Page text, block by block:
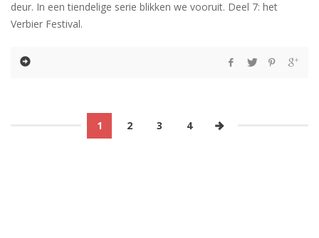
deur. In een tiendelige serie blikken we vooruit. Deel 7: het
Verbier Festival.
1 2 3 4